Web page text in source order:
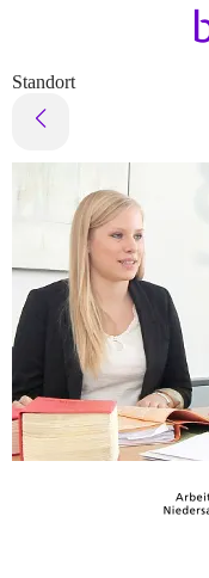
Standort